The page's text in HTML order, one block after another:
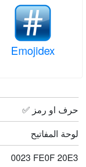
Emojidex
✅ حرف او رمز
لوحة المفاتيح
0023 FE0F 20E3